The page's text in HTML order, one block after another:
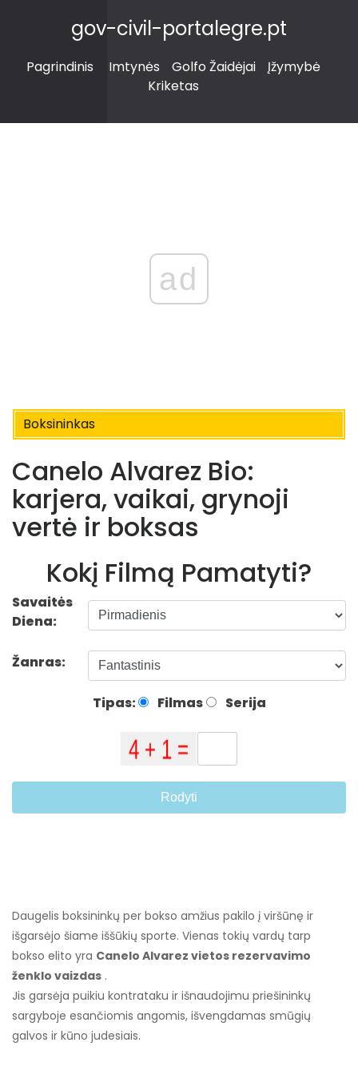
gov-civil-portalegre.pt
Pagrindinis Imtynės Golfo Žaidėjai
Įžymybė
Kriketas
ad
Boksininkas
Canelo Alvarez Bio:
karjera, vaikai, grynoji
vertė ir boksas
Kokį Filmą Pamatyti?
Savaitės
Diena:
Žanras:
Tipas: Filmas Serija
Rodyti
Daugelis boksininkų per bokso amžius pakilo į viršūnę ir
išgarsėjo šiame iššūkių sporte. Vienas tokių vardų tarp
bokso elito yra Canelo Alvarez vietos rezervavimo
ženklo vaizdas .
Jis garsėja puikiu kontrataku ir išnaudojimu priešininkų
sargyboje esančiomis angomis, išvengdamas smūgių
galvos ir kūno judesiais.